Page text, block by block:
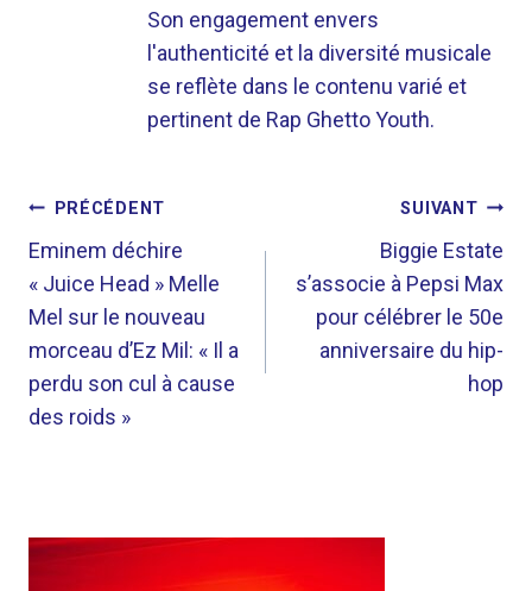
Son engagement envers
l'authenticité et la diversité musicale
se reflète dans le contenu varié et
pertinent de Rap Ghetto Youth.
NAVIGATION
DE
L’ARTICLE
PRÉCÉDENT
Eminem déchire
« Juice Head » Melle
Mel sur le nouveau
morceau d’Ez Mil: « Il a
perdu son cul à cause
des roids »
SUIVANT
Biggie Estate
s’associe à Pepsi Max
pour célébrer le 50e
anniversaire du hip-
hop